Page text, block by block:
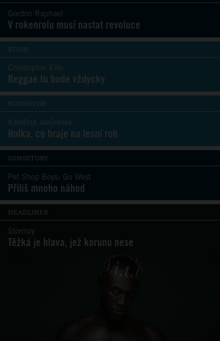
Gordon Raphael
V rokenrolu musí nastat revoluce
STORY
Christopher Ellis
Reggae tu bude vždycky
ROZHOVOR
Kateřina Javůrková
Holka, co hraje na lesní roh
SONGSTORY
Pet Shop Boys: Go West
Příliš mnoho náhod
HEADLINER
Stormzy
Těžká je hlava, jež korunu nese